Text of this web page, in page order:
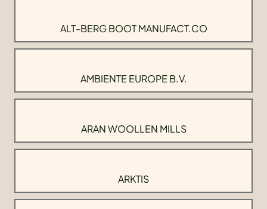
ALT-BERG BOOT MANUFACT.CO
AMBIENTE EUROPE B.V.
ARAN WOOLLEN MILLS
ARKTIS